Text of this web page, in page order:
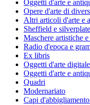
Oggetti d'arte e
Opere d'arte di
Altri articoli d'arte e
Sheffield e
Maschere artistiche
Radio d'epoca e
Ex libris
Oggetti d'arte digitale
Oggetti d'arte e
Quadri
Modernariato
Capi